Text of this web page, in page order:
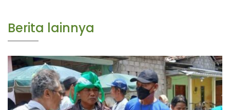
Berita lainnya